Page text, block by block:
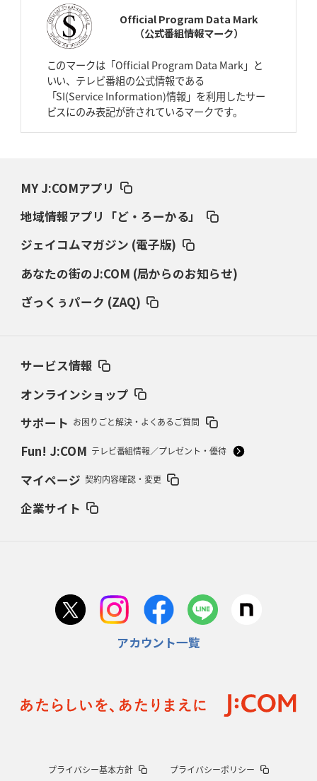
スティーラーズ、名門復活の足音
2026年4月2日(木)更新
2026年3月26日(木)更新
AZ-COM丸和、リーグワンへ参入決定 「フィールド丸ごと計測機器」の
ダイナボアーズ、“逆輸入SO”三宅駿
「ニュージーランドのフレア（閃
2026年3月5日(木)更新
2026年2月19日(木)更新
37年女子W杯招致への課題と期待
2026年2月12日(木)更新
2026年2月5日(木)更新
占い方
首位スピアーズ、充実の攻撃力 「湧き出る」パスでトライ量産
2026年1月8日(木)更新
ルディケ「15番はゲームドライバ
2025年12月25日(木)更新
Official Program Data Mark
（公式番組情報マーク）
このマークは「Official Program Data Mark」と
いい、テレビ番組の公式情報である
「SI(Service Information)情報」を利用したサー
ビスにのみ表記が許されているマークです。
MY J:COMアプリ
地域情報アプリ「ど・ろーかる」
ジェイコムマガジン (電子版)
あなたの街のJ:COM (局からのお知らせ)
ざっくぅパーク (ZAQ)
サービス情報
オンラインショップ
サポート お困りごと解決・よくあるご質問
Fun! J:COM テレビ番組情報／プレゼント・優待
マイページ 契約内容確認・変更
企業サイト
アカウント一覧
プライバシー基本方針 プライバシーポリシー